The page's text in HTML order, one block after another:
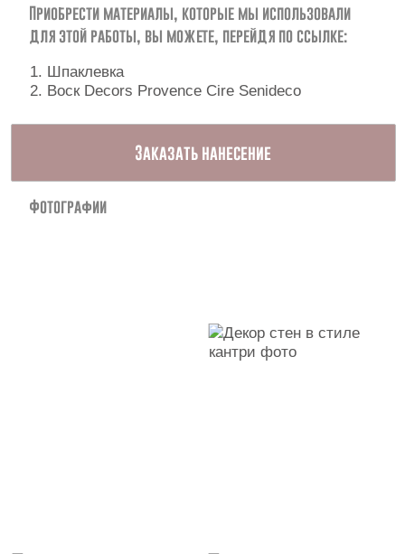
Приобрести материалы, которые мы использовали
для этой работы, вы можете, перейдя по ссылке:
Шпаклевка
Воск Decors Provence Cire Senideco
Заказать нанесение
Фотографии